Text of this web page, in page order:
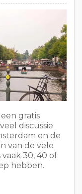
gratis
discussie
en de
van de vele
30, 40 of
hebben.